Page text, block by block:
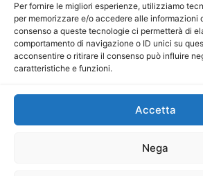
Per fornire le migliori esperienze, utilizziamo
per memorizzare e/o accedere alle informazioni
consenso a queste tecnologie ci permetterà di
comportamento di navigazione o ID unici su
acconsentire o ritirare il consenso può influire
caratteristiche e funzioni.
Accetta
Nega
Direttore Editoriale:
Direttore Responsabile:
P.IVA: 06334930820
Mercurio Comunicazione Società
iscritta al Registro degli Operatori di